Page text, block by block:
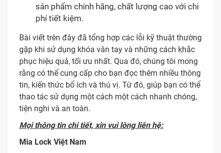
sản phẩm chính hãng, chất lượng cao với chi
phí tiết kiệm.
Bài viết trên đây đã tổng hợp các lỗi kỹ thuật thường
gặp khi sử dụng khóa vân tay và những cách khắc
phục hiệu quả, tối ưu nhất. Qua đó, chúng tôi mong
rằng có thể cung cấp cho bạn đọc thêm nhiều thông
tin, kiến thức bổ ích và thú vị. Từ đó, giúp bạn có thể
thao tác sử dụng một cách một cách nhanh chóng,
tiện nghi và an toàn.
Mọi thông tin chi tiết, xin vui lòng liên hệ:
Mia Lock Việt Nam